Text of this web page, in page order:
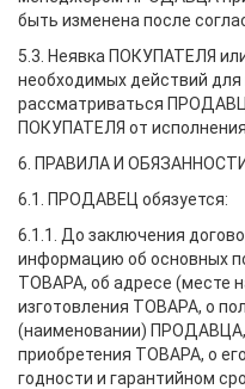
быть изменена после
5.3. Неявка ПОКУПАТЕЛЯ
необходимых действий
рассматриваться
ПОКУПАТЕЛЯ от
6. ПРАВИЛА И
6.1. ПРОДАВЕЦ обязуется:
6.1.1. До заключения
информацию об основных
ТОВАРА, об адресе (месте
изготовления ТОВАРА, о
(наименовании) ПРОДАВЦА,
приобретения ТОВАРА, о
годности и гарантийном